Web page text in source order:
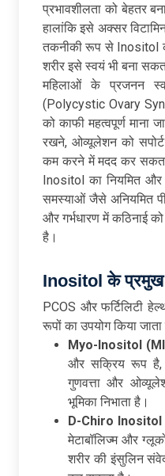
प्रभावशीलता को बेहतर
हालांकि इसे अक्सर
तकनीकी रूप से Inositol
शरीर इसे स्वयं भी बना
महिलाओं के प्रजनन
(Polycystic Ovary
को काफी महत्वपूर्ण माना
रखने, ओव्यूलेशन को
कम करने में मदद कर सकता
Inositol का नियमित
समस्याओं जैसे अनियमित
और गर्भधारण में कठिनाई
है।
Inositol के प्रमुख
PCOS और फर्टिलिटी
रूपों का उपयोग किया जाता
Myo-Inositol
और सक्रिय रूप है,
गुणवत्ता और
भूमिका निभाता है।
D-Chiro Inositol
मेटाबॉलिज्म और
शरीर की इंसुलिन